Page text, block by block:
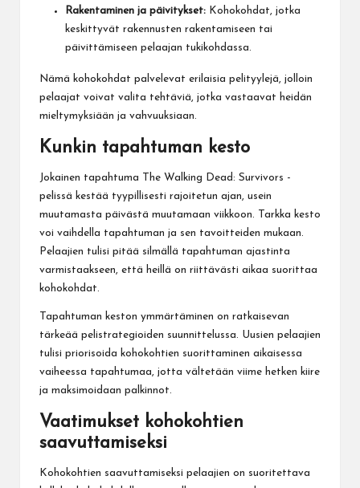
Rakentaminen ja päivitykset: Kohokohdat, jotka
keskittyvät rakennusten rakentamiseen tai
päivittämiseen pelaajan tukikohdassa.
Nämä kohokohdat palvelevat erilaisia pelityylejä, jolloin
pelaajat voivat valita tehtäviä, jotka vastaavat heidän
mieltymyksiään ja vahvuuksiaan.
Kunkin tapahtuman kesto
Jokainen tapahtuma The Walking Dead: Survivors -
pelissä kestää tyypillisesti rajoitetun ajan, usein
muutamasta päivästä muutamaan viikkoon. Tarkka kesto
voi vaihdella tapahtuman ja sen tavoitteiden mukaan.
Pelaajien tulisi pitää silmällä tapahtuman ajastinta
varmistaakseen, että heillä on riittävästi aikaa suorittaa
kohokohdat.
Tapahtuman keston ymmärtäminen on ratkaisevan
tärkeää pelistrategioiden suunnittelussa. Uusien pelaajien
tulisi priorisoida kohokohtien suorittaminen aikaisessa
vaiheessa tapahtumaa, jotta vältetään viime hetken kiire
ja maksimoidaan palkinnot.
Vaatimukset kohokohtien
saavuttamiseksi
Kohokohtien saavuttamiseksi pelaajien on suoritettava